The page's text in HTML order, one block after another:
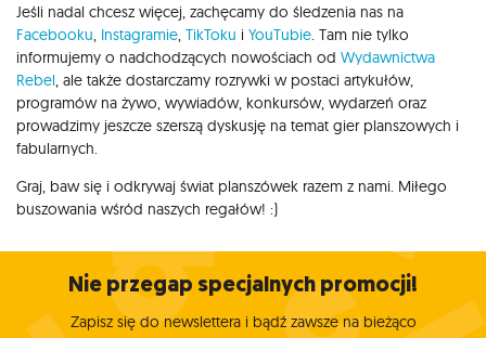
Jeśli nadal chcesz więcej, zachęcamy do śledzenia nas na
Facebooku, Instagramie, TikToku i YouTubie. Tam nie tylko
informujemy o nadchodzących nowościach od Wydawnictwa
Rebel, ale także dostarczamy rozrywki w postaci artykułów,
programów na żywo, wywiadów, konkursów, wydarzeń oraz
prowadzimy jeszcze szerszą dyskusję na temat gier planszowych i
fabularnych.
Graj, baw się i odkrywaj świat planszówek razem z nami. Miłego
buszowania wśród naszych regałów! :)
Nie przegap specjalnych promocji!
Zapisz się do newslettera i bądź zawsze na bieżąco